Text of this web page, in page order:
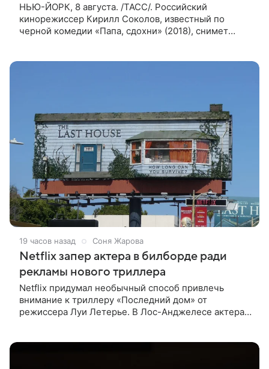
НЬЮ-ЙОРК, 8 августа. /ТАСС/. Российский
кинорежиссер Кирилл Соколов, известный по
черной комедии «Папа, сдохни» (2018), снимет
19 часов назад Соня Жарова
Netflix запер актера в билборде ради
рекламы нового триллера
Netflix придумал необычный способ привлечь
внимание к триллеру «Последний дом» от
режиссера Луи Летерье. В Лос-Анджелесе актера